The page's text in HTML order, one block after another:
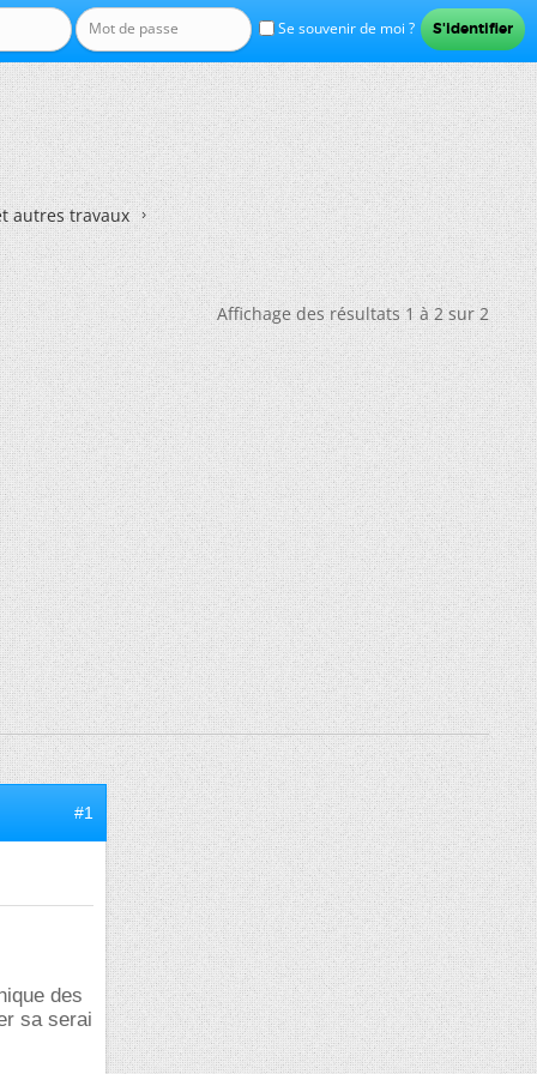
Se souvenir de moi ?
autres travaux
Affichage des résultats 1 à 2 sur 2
#1
des
sa serai